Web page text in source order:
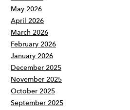
May 2026
April 2026
March 2026
February 2026
January 2026
December 2025
November 2025
October 2025
September 2025